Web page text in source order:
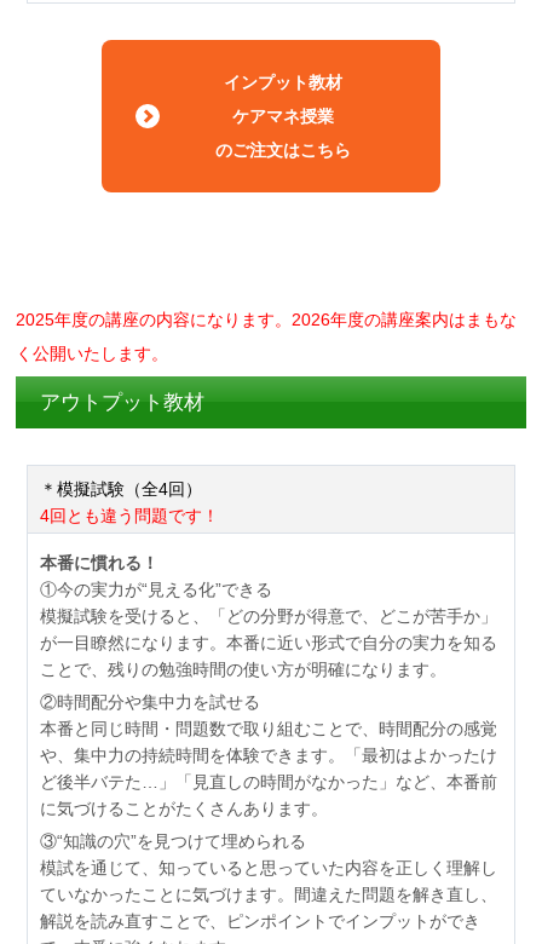
インプット教材
ケアマネ授業
のご注文はこちら
2025年度の講座の内容になります。2026年度の講座案内はまもな
く公開いたします。
アウトプット教材
＊模擬試験（全4回）
4回とも違う問題です！
本番に慣れる！
①今の実力が“見える化”できる
模擬試験を受けると、「どの分野が得意で、どこが苦手か」
が一目瞭然になります。本番に近い形式で自分の実力を知る
ことで、残りの勉強時間の使い方が明確になります。
②時間配分や集中力を試せる
本番と同じ時間・問題数で取り組むことで、時間配分の感覚
や、集中力の持続時間を体験できます。「最初はよかったけ
ど後半バテた…」「見直しの時間がなかった」など、本番前
に気づけることがたくさんあります。
③“知識の穴”を見つけて埋められる
模試を通じて、知っていると思っていた内容を正しく理解し
ていなかったことに気づけます。間違えた問題を解き直し、
解説を読み直すことで、ピンポイントでインプットができ